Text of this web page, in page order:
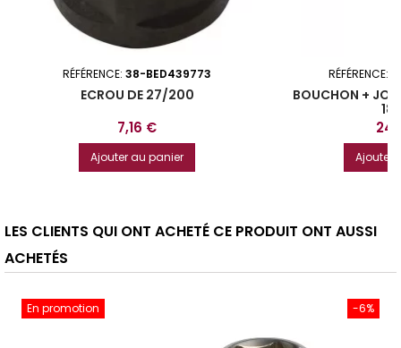
RÉFÉRENCE: 38-BED439773
ECROU DE 27/200
Prix
7,16 €
Ajouter au panier
RÉFÉRENCE:
BOUCHON +
18
Prix
Ajouter
LES CLIENTS QUI ONT ACHETÉ CE PRODUIT ONT AUSSI
ACHETÉS
-6%
En promotion